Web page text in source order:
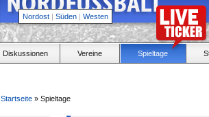
Nordost | Süden | Westen
Diskussionen Vereine Spieltage
Startseite » Spieltage